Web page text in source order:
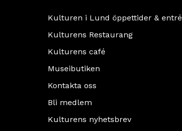
Kulturen i Lund öppettider & entré
Kulturens Restaurang
Kulturens café
Museibutiken
Kontakta oss
Bli medlem
Kulturens nyhetsbrev